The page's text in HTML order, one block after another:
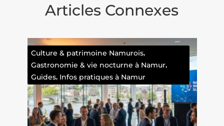
Articles Connexes
Culture & patrimoine Namurois,
Gastronomie & vie nocturne à Namur,
Guides,Infos pratiques à Namur